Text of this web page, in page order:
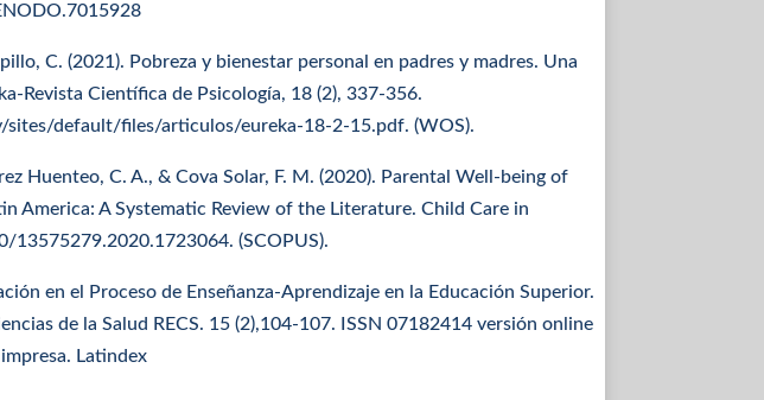
C. (2021). Pobreza y bienestar personal en padres y madres. Una
Revista Científica de Psicología, 18 (2), 337-356.
sites/default/files/articulos/eureka-18-2-15.pdf. (WOS).
Huenteo, C. A., & Cova Solar, F. M. (2020). Parental Well-being of
America: A Systematic Review of the Literature. Child Care in
13575279.2020.1723064. (SCOPUS).
en el Proceso de Enseñanza-Aprendizaje en la Educación Superior.
de la Salud RECS. 15 (2),104-107. ISSN 07182414 versión online
Latindex